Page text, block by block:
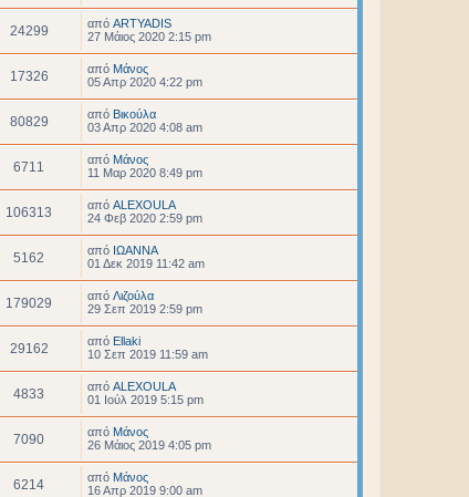
24299 από ARTYADIS
27 Μάιος 2020 2:15 pm
17326 από Μάνος
05 Απρ 2020 4:22 pm
80829 από Βικούλα
03 Απρ 2020 4:08 am
6711 από Μάνος
11 Μαρ 2020 8:49 pm
106313 από ALEXOULA
24 Φεβ 2020 2:59 pm
5162 από ΙΩΑΝΝΑ
01 Δεκ 2019 11:42 am
179029 από Λιζούλα
29 Σεπ 2019 2:59 pm
29162 από Ellaki
10 Σεπ 2019 11:59 am
4833 από ALEXOULA
01 Ιούλ 2019 5:15 pm
7090 από Μάνος
26 Μάιος 2019 4:05 pm
6214 από Μάνος
16 Απρ 2019 9:00 am